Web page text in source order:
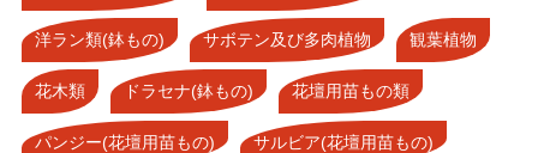
洋ラン類(鉢もの) サボテン及び多肉植物 観葉植物
花木類 ドラセナ(鉢もの) 花壇用苗もの類
パンジー(花壇用苗もの) サルビア(花壇用苗もの)